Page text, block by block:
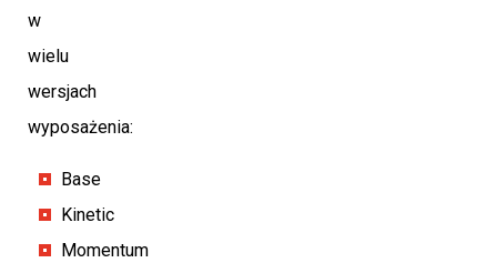
w
wielu
wersjach
wyposażenia:
Base
Kinetic
Momentum